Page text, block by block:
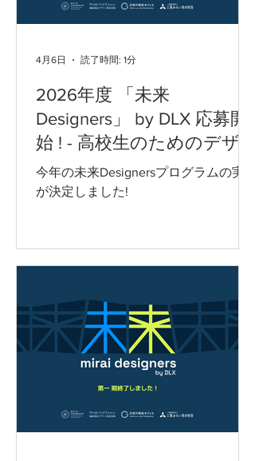
ないものを形にしたり、テストしたり
まではデザインは、商品やキャラクタ
ーの外観についてという印象が強かっ
たのですが、身近なドアの設計から社
会のシステムまで幅広い分野と密接に
関わるこのデザインはこれからも常に
必要とされるものだと思いました！！
2026年度 「未来
Designers」 by DLX 応募開
始 ! - 高校生のためのデザ
イン先導イノベーション教
育プログラム
今年の未来Designersプログラムの実施
が決定しました!
4月6日 読了時間: 1分